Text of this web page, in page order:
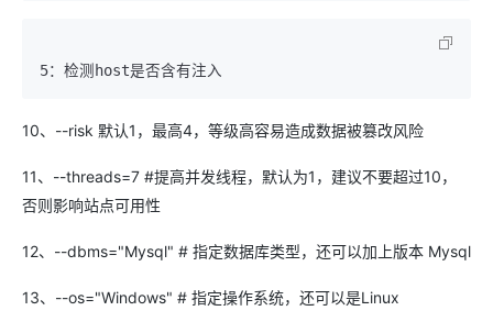
10、--risk 默认1，最高4，等级高容易造成数据被篡改风险
11、--threads=7 #提高并发线程，默认为1，建议不要超过10，
否则影响站点可用性
12、--dbms="Mysql" # 指定数据库类型，还可以加上版本 Mysql
13、--os="Windows" # 指定操作系统，还可以是Linux